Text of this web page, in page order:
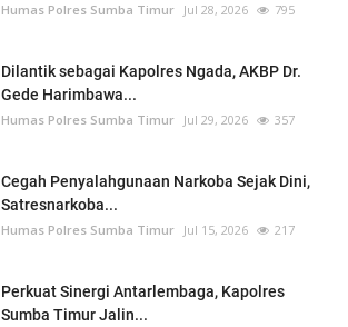
Humas Polres Sumba Timur Jul 28, 2026 795
Dilantik sebagai Kapolres Ngada, AKBP Dr.
Gede Harimbawa...
Humas Polres Sumba Timur Jul 29, 2026 357
Cegah Penyalahgunaan Narkoba Sejak Dini,
Satresnarkoba...
Humas Polres Sumba Timur Jul 15, 2026 217
Perkuat Sinergi Antarlembaga, Kapolres
Sumba Timur Jalin...